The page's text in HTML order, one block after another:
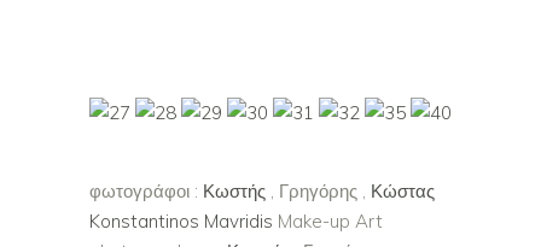
φωτογράφοι : Κωστής , Γρηγόρης , Κώστας
Konstantinos Mavridis Make-up Art